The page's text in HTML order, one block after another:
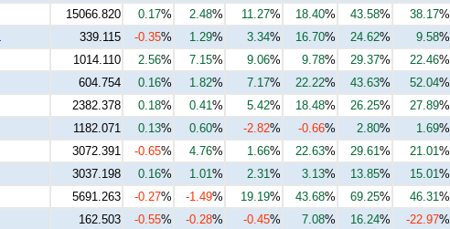
15066.820 0.17% 2.48% 11.27% 18.40% 43.58% 38.17%
339.115 -0.35% 1.29% 3.34% 16.70% 24.62% 9.58%
1014.110 2.56% 7.15% 9.06% 9.78% 29.37% 22.46%
604.754 0.16% 1.82% 7.17% 22.22% 43.63% 52.04%
2382.378 0.18% 0.41 % 5.42% 18.48% 26.25% 27.89%
1182.071 0.13% 0.60% -2.82% -0.66% 2.80% 1.69%
3072.391 -0.65% 4.76% 1.66% 22.63% 29.61 % 21.01 %
3037.198 0.16% 1.01 % 2.31 % 3.13% 13.85% 15.01 %
5691.263 -0.27% -1.49% 19.19% 43.68% 69.25% 46.31 %
162.503 -0.55% -0.28% -0.45% 7.08% 16.24% -22.97%